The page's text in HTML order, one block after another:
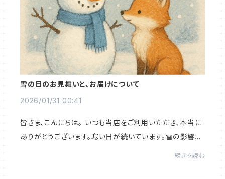
雪の日のお見舞いと、お届けについて
2026/01/31 00:41
皆さま、こんにちは。 いつも当店をご利用いただき、本当に
ありがとうございます。寒い日が続いています。雪の影響で
続きを読む